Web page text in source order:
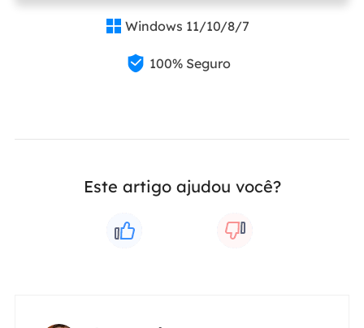
 Windows 11/10/8/7
 100% Seguro
Este artigo ajudou você?